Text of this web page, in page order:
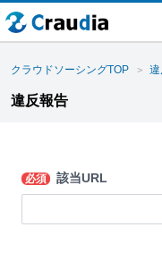
クラウドソーシングTOP
違反報告
必須 該当URL